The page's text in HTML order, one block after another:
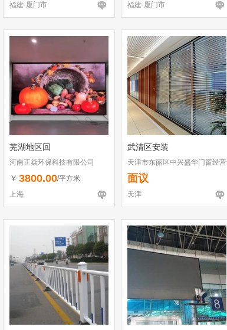
福建-厦门市
福建-厦门市
芜湖地区回
河南正焱环保科技有限公司
￥ 3800.00/平方米
上海
武清区安装
天津市东丽区中兴盛华门窗经营
部
面议
天津